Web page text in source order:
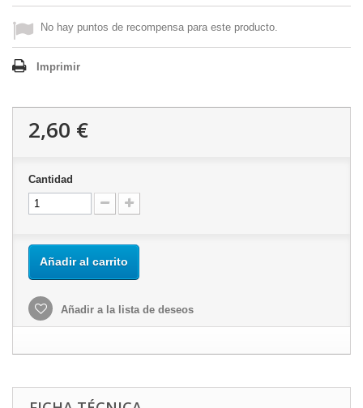
No hay puntos de recompensa para este producto.
Imprimir
2,60 €
Cantidad
Añadir al carrito
Añadir a la lista de deseos